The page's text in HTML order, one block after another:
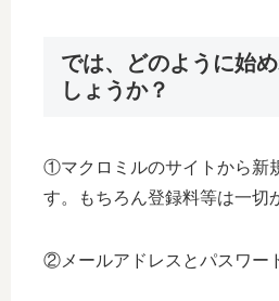
では、どのように始
しょうか？
①マクロミルのサイトから新
す。もちろん登録料等は一切
②メールアドレスとパスワー